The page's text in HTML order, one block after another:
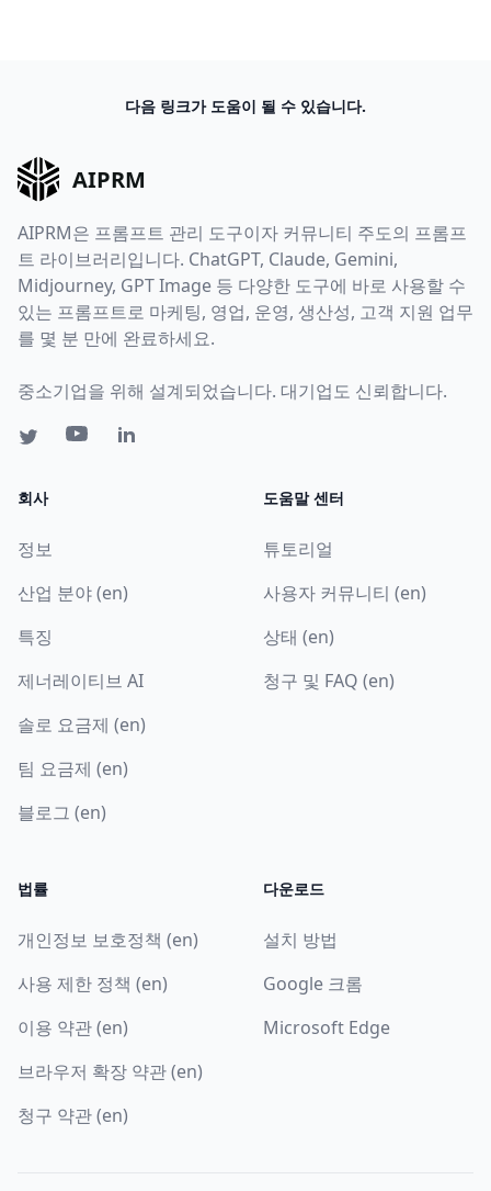
다음 링크가 도움이 될 수 있습니다.
AIPRM
AIPRM은 프롬프트 관리 도구이자 커뮤니티 주도의 프롬프
트 라이브러리입니다. ChatGPT, Claude, Gemini,
Midjourney, GPT Image 등 다양한 도구에 바로 사용할 수
있는 프롬프트로 마케팅, 영업, 운영, 생산성, 고객 지원 업무
를 몇 분 만에 완료하세요.
중소기업을 위해 설계되었습니다. 대기업도 신뢰합니다.
회사
정보
산업 분야 (en)
특징
제너레이티브 AI
솔로 요금제 (en)
팀 요금제 (en)
블로그 (en)
도움말 센터
튜토리얼
사용자 커뮤니티 (en)
상태 (en)
청구 및 FAQ (en)
법률
개인정보 보호정책 (en)
사용 제한 정책 (en)
이용 약관 (en)
브라우저 확장 약관 (en)
청구 약관 (en)
다운로드
설치 방법
Google 크롬
Microsoft Edge